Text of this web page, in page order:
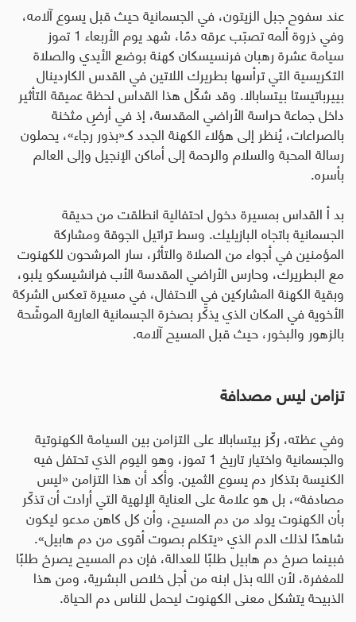
عند سفوح جبل الزيتون، في الجسمانية حيث قبل يسوع آلامه،
وفي ذروة ألمه تصبّب عرقه دمًا، شهد يوم الأربعاء 1 تموز
سيامة عشرة رهبان فرنسيسكان كهنة بوضع الأيدي والصلاة
التكريسية التي ترأسها بطريرك اللاتين في القدس الكاردينال
بييرباتيستا بيتسابالا. وقد شكّل هذا القداس لحظة عميقة التأثير
داخل جماعة حراسة الأراضي المقدسة، إذ في أرضٍ مثخنة
بالصراعات، يُنظر إلى هؤلاء الكهنة الجدد كـ«بذور رجاء»، يحملون
رسالة المحبة والسلام والرحمة إلى أماكن الإنجيل وإلى العالم
بأسره.
بد أ القداس بمسيرة دخول احتفالية انطلقت من حديقة
الجسمانية باتجاه البازيليك. وسط تراتيل الجوقة ومشاركة
المؤمنين في أجواء من الصلاة والتأثر، سار المرشحون للكهنوت
مع البطريرك، وحارس الأراضي المقدسة الأب فرانشيسكو يلبو،
وبقية الكهنة المشاركين في الاحتفال، في مسيرة تعكس الشركة
الأخوية في المكان الذي يذكّر بصخرة الجسمانية العارية الموشّحة
بالزهور والبخور، حيث قبل المسيح آلامه.
تزامن ليس مصدافة
وفي عظته، ركّز بيتسابالا على التزامن بين السيامة الكهنوتية
والجسمانية واختيار تاريخ 1 تموز، وهو اليوم الذي تحتفل فيه
الكنيسة بتذكار دم يسوع الثمين. وأكد أن هذا التزامن «ليس
مصادفة»، بل هو علامة على العناية الإلهية التي أرادت أن تذكّر
بأن الكهنوت يولد من دم المسيح، وأن كل كاهن مدعو ليكون
شاهدًا لذلك الدم الذي «يتكلم بصوت أقوى من دم هابيل».
فبينما صرخ دم هابيل طلبًا للعدالة، فإن دم المسيح يصرخ طلبًا
للمغفرة، لأن الله بذل ابنه من أجل خلاص البشرية، ومن هذا
الذبيحة يتشكل معنى الكهنوت ليحمل للناس دم الحياة.